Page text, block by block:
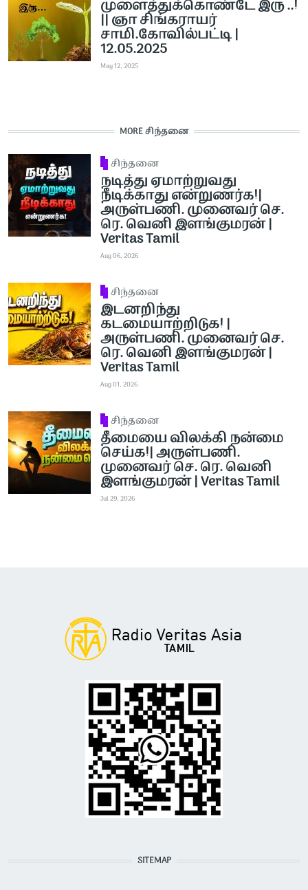
முளைத்துக்கொண்டே இரு ..!
|| ஞா சிங்கராயர்
சாமி.கோவில்பட்டி |
12.05.2025
May 12, 2025
MORE சிந்தனை
சிந்தனை
நடித்து ஏமாற்றுவது
நீடிக்காது என்றுணர்க!|
அருள்பணி. முனைவர் செ.
ரெ. வெனி இளங்குமரன் |
Veritas Tamil
Aug 06, 2026
சிந்தனை
இடனறிந்து
கடமையாற்றிடுக! |
அருள்பணி. முனைவர் செ.
ரெ. வெனி இளங்குமரன் |
Veritas Tamil
Aug 01, 2026
சிந்தனை
தீமையை விலக்கி நன்மை
செய்க!| அருள்பணி.
முனைவர் செ. ரெ. வெனி
இளங்குமரன் | Veritas Tamil
Jul 29, 2026
SITEMAP